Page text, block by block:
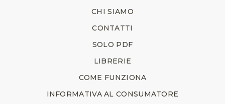
CHI SIAMO
CONTATTI
SOLO PDF
LIBRERIE
COME FUNZIONA
INFORMATIVA AL CONSUMATORE